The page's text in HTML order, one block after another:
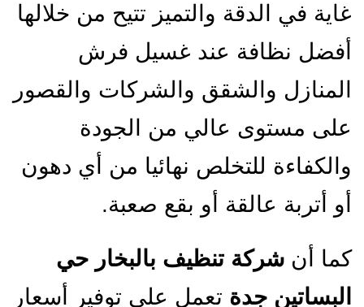
غاية في الدقة والتميز تتيح من خلالها
أفضل نظافة عند غسيل فرش
المنازل والشقق والشركات والقصور
على مستوى عالي من الجودة
والكفاءة للتخلص نهائيا من أي دهون
أو أتربة عالقة أو بقع صعبة.
كما أن شركة تنظيف بالبخار حي
البساتين جدة تعمل على توفير أسعار